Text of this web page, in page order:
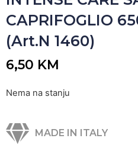
CAPRIFOGLIO
(Art.N 1460)
6,50 KM
Nema na stanju
MADE IN ITALY